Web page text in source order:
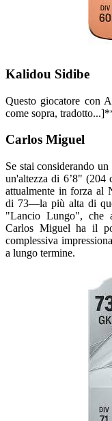
Kalidou Sidibe
Questo giocatore con
come sopra,
Carlos Miguel
Se stai considerando
un'altezza di 6’8" (204
attualmente in forza al
di 73—la più alta di
"Lancio Lungo", che
Carlos Miguel ha il
complessiva
a lungo termine.